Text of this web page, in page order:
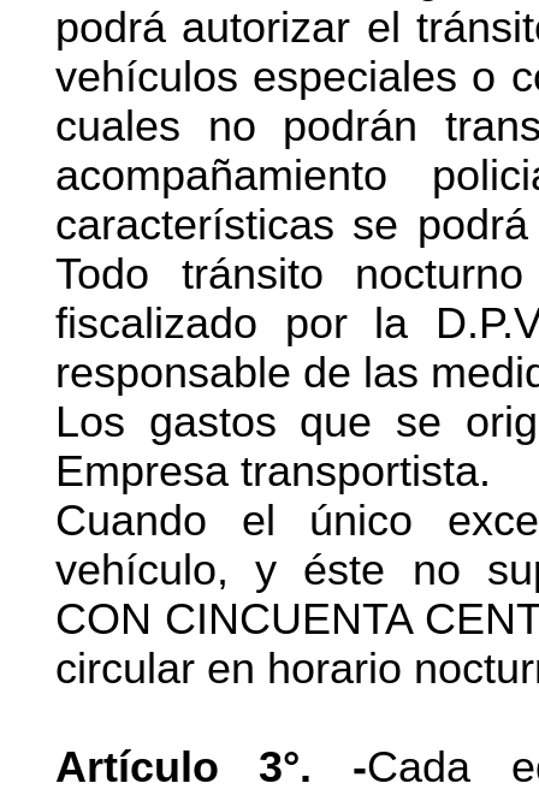
podrá autorizar el
vehículos especiales o
cuales no podrán
acompañamiento
características se
Todo tránsito
fiscalizado por la
responsable de las
Los gastos que se
Empresa transportista.
Cuando el único
vehículo, y éste no
CON CINCUENTA
circular en horario
Artículo 3°. -Cada